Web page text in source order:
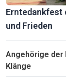
Erntedankfest
und Frieden
Angehörige der
Klänge